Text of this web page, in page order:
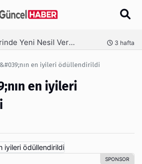
Ambalaj Süreçlerinde Yeni Nesil Verimliliği Olimpack ile Yakalayın 3 hafta önce
en iyileri ödüllendirildi
en iyileri